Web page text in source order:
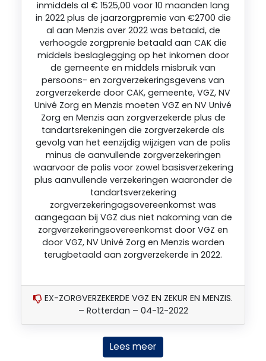
inmiddels al € 1525,00 voor 10 maanden lang
in 2022 plus de jaarzorgpremie van €2700 die
al aan Menzis over 2022 was betaald, de
verhoogde zorgprenie betaald aan CAK die
middels beslaglegging op het inkomen door
de gemeente en middels misbruik van
persoons- en zorgverzekeringsgevens van
zorgverzekerde door CAK, gemeente, VGZ, NV
Univé Zorg en Menzis moeten VGZ en NV Univé
Zorg en Menzis aan zorgverzekerde plus de
tandartsrekeningen die zorgverzekerde als
gevolg van het eenzijdig wijzigen van de polis
minus de aanvullende zorgverzekeringen
waarvoor de polis voor zowel basisverzekering
plus aanvullende verzekeringen waaronder de
tandartsverzekering
zorgverzekeringagsovereenkomst was
aangegaan bij VGZ dus niet nakoming van de
zorgverzekeringsovereenkomst door VGZ en
door VGZ, NV Univé Zorg en Menzis worden
terugbetaald aan zorgverzekerde in 2022.
EX-ZORGVERZEKERDE VGZ EN ZEKUR EN MENZIS.
– Rotterdan – 04-12-2022
Lees meer